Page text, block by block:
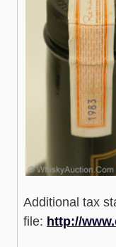
Additional tax
file: http://